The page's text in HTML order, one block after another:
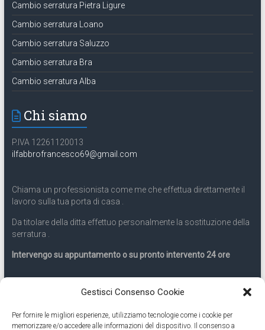
Gestisci Consenso Cookie
Per fornire le migliori esperienze, utilizziamo tecnologie come i cookie per
memorizzare e/o accedere alle informazioni del dispositivo. Il consenso a
Cambio serratura Pietra Ligure
Cambio serratura Loano
Cambio serratura Saluzzo
Cambio serratura Bra
Cambio serratura Alba
Chi siamo
P.IVA 12261120013
ilfabbrofrancesco69@gmail.com
Chiama un professionista come me che effettua direttamente il
lavoro sulla tua porta di casa .
Da titolare della ditta effettuo personalmente la sostituzione della
serratura .
Intervengo su appuntamento o su pronto intervento 24 ore
Servizio 24 ore
Cell331.9899963